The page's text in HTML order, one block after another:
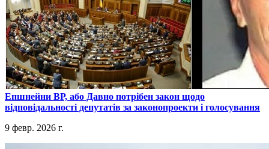
​Епшнейни ВР, або Давно потрібен закон щодо
відповідальності депутатів за законопроекти і голосування
9 февр. 2026 г.